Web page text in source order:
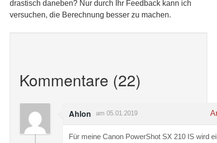
drastisch daneben? Nur durch Ihr Feedback kann ich
versuchen, die Berechnung besser zu machen.
Kommentare (22)
Ahlon am 05.01.2019
Für meine Canon PowerShot SX 210 IS wird